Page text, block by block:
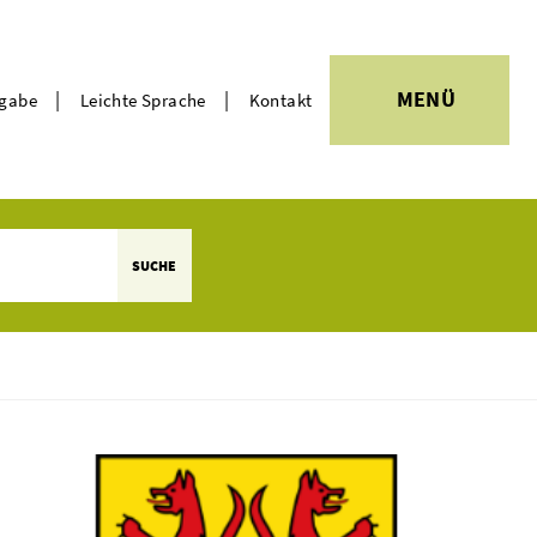
| Leichte Sprache | Kontakt MENÜ
SUCHE